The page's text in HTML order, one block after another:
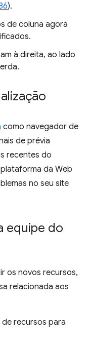
).
de coluna agora
à direita, ao lado
como navegador de
de prévia
recentes do
da Web
no seu site
equipe do
os novos recursos,
relacionada aos
recursos para